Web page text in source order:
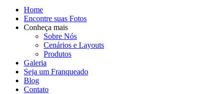
Home
Encontre suas Fotos
Conheça mais
Sobre Nós
Cenários e Layouts
Produtos
Galeria
Seja um Franqueado
Blog
Contato